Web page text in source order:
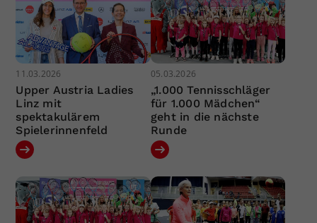
11.03.2026
Upper Austria Ladies
Linz mit
spektakulärem
Spielerinnenfeld
05.03.2026
„1.000 Tennisschläger
für 1.000 Mädchen“
geht in die nächste
Runde